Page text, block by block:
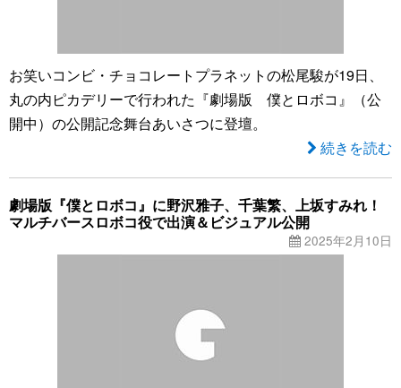
お笑いコンビ・チョコレートプラネットの松尾駿が19日、
丸の内ピカデリーで行われた『劇場版 僕とロボコ』（公
開中）の公開記念舞台あいさつに登壇。
続きを読む
劇場版『僕とロボコ』に野沢雅子、千葉繁、上坂すみれ！
マルチバースロボコ役で出演＆ビジュアル公開
2025年2月10日